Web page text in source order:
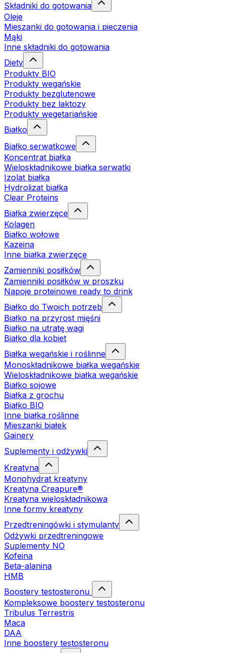
Składniki do gotowania
Oleje
Mieszanki do gotowania i pieczenia
Mąki
Inne składniki do gotowania
Diety
Produkty BIO
Produkty wegańskie
Produkty bezglutenowe
Produkty bez laktozy
Produkty wegetariańskie
Białko
Białko serwatkowe
Koncentrat białka
Wieloskładnikowe białka serwatki
Izolat białka
Hydrolizat białka
Clear Proteins
Białka zwierzęce
Kolagen
Białko wołowe
Kazeina
Inne białka zwierzęce
Zamienniki posiłków
Zamienniki posiłków w proszku
Napoje proteinowe ready to drink
Białko do Twoich potrzeb
Białko na przyrost mięśni
Białko na utratę wagi
Białko dla kobiet
Białka wegańskie i roślinne
Monoskładnikowe białka wegańskie
Wieloskładnikowe białka wegańskie
Białko sojowe
Białka z grochu
Białko BIO
Inne białka roślinne
Mieszanki białek
Gainery
Suplementy i odżywki
Kreatyna
Monohydrat kreatyny
Kreatyna Creapure®
Kreatyna wieloskładnikowa
Inne formy kreatyny
Przedtreningówki i stymulanty
Odżywki przedtreningowe
Suplementy NO
Kofeina
Beta-alanina
HMB
Boostery testosteronu
Kompleksowe boostery testosteronu
Tribulus Terrestris
Maca
DAA
Inne boostery testosteronu